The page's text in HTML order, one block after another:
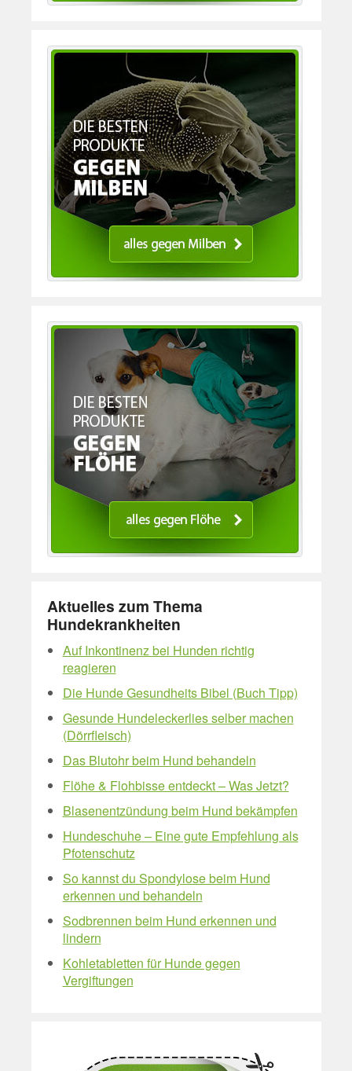
Aktuelles zum Thema
Hundekrankheiten
Auf Inkontinenz bei Hunden richtig
reagieren
Die Hunde Gesundheits Bibel (Buch Tipp)
Gesunde Hundeleckerlies selber machen
(Dörrfleisch)
Das Blutohr beim Hund behandeln
Flöhe & Flohbisse entdeckt – Was Jetzt?
Blasenentzündung beim Hund bekämpfen
Hundeschuhe – Eine gute Empfehlung als
Pfotenschutz
So kannst du Spondylose beim Hund
erkennen und behandeln
Sodbrennen beim Hund erkennen und
lindern
Kohletabletten für Hunde gegen
Vergiftungen